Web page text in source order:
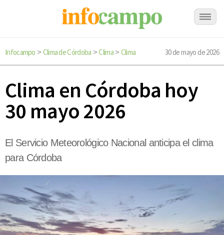
Infocampo > Clima de Córdoba >Clima> Clima 30 de mayo de 2026
Clima en Córdoba hoy
30 mayo 2026
El Servicio Meteorológico Nacional anticipa el clima
para Córdoba